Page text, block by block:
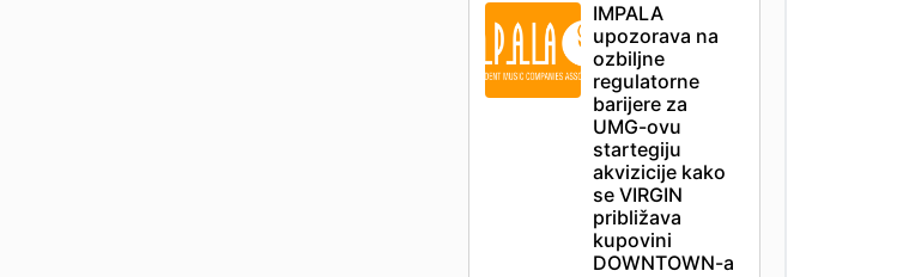
IMPALA
upozorava na
ozbiljne
regulatorne
barijere za
UMG-ovu
startegiju
akvizicije kako
se VIRGIN
približava
kupovini
DOWNTOWN-a